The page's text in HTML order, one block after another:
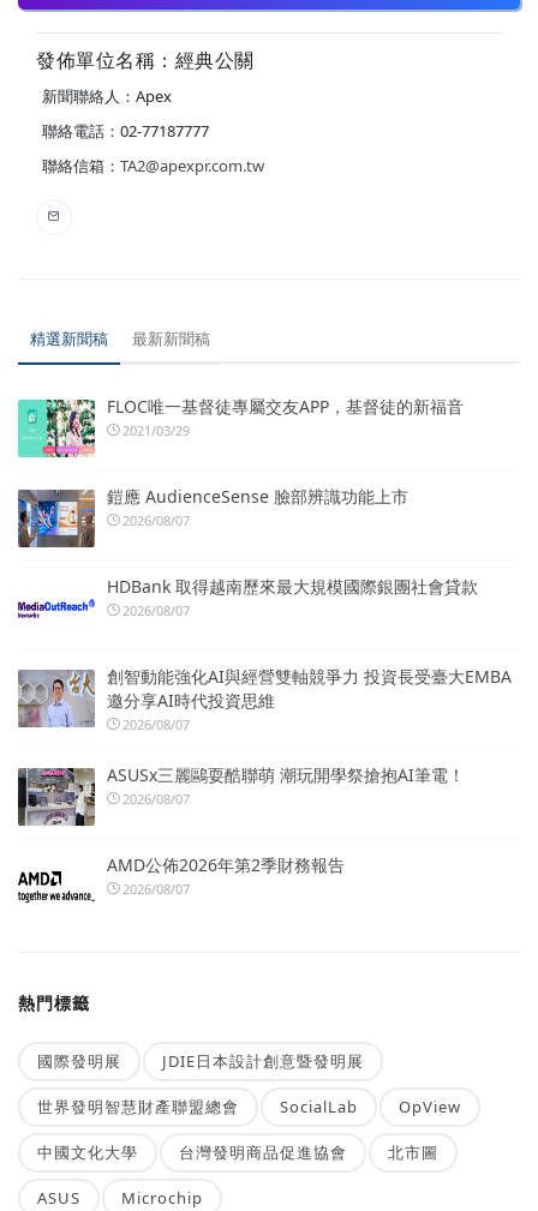
發佈單位名稱：經典公關
新聞聯絡人：Apex
聯絡電話：02-77187777
聯絡信箱： TA2@apexpr.com.tw
精選新聞稿 最新新聞稿
FLOC唯一基督徒專屬交友APP，基督徒的新福音
2021/03/29
鎧應 AudienceSense 臉部辨識功能上市
2026/08/07
HDBank 取得越南歷來最大規模國際銀團社會貸款
2026/08/07
創智動能強化AI與經營雙軸競爭力 投資長受臺大EMBA
邀分享AI時代投資思維
2026/08/07
ASUSx三麗鷗耍酷聯萌 潮玩開學祭搶抱AI筆電！
2026/08/07
AMD公佈2026年第2季財務報告
2026/08/07
熱門標籤
國際發明展 JDIE日本設計創意暨發明展
世界發明智慧財產聯盟總會 SocialLab OpView
中國文化大學 台灣發明商品促進協會 北市圖
ASUS Microchip